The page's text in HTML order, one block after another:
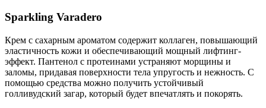
Sparkling Varadero
Крем с сахарным ароматом содержит коллаген, повышающий
эластичность кожи и обеспечивающий мощный лифтинг-
эффект. Пантенол с протеинами устраняют морщины и
заломы, придавая поверхности тела упругость и нежность. С
помощью средства можно получить устойчивый
голливудский загар, который будет впечатлять и покорять.